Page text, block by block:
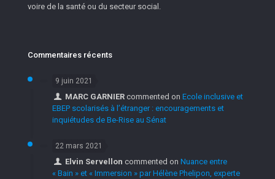
voire de la santé ou du secteur social.
Commentaires récents
9 juin 2021
MARC GARNIER commented onEcole inclusive et
EBEP scolarisés à l’étranger : encouragements et
inquiétudes de Be-Rise au Sénat
22 mars 2021
Elvin Servellon commented onNuance entre
« Bain » et « Immersion » par Hélène Phelipon, experte